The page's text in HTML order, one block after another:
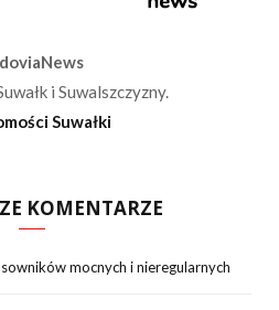
i Suwalszczyzny.
Suwałki
KOMENTARZE
mocnych i nieregularnych